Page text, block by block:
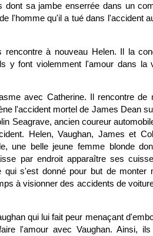
sa jambe enserrée dans un
l'homme qu'il a tué dans l'accident
à nouveau Helen. Il la
y font violemment l'amour dans la
avec Catherine. Il rencontre de
l'accident mortel de James Dean
Seagrave, ancien coureur
Helen, Vaughan, James et
une belle jeune femme blonde
par endroit apparaître ses
s'est donné pour but de monter
à visionner des accidents de
qui lui fait peur menaçant
l'amour avec Vaughan. Ainsi, ils